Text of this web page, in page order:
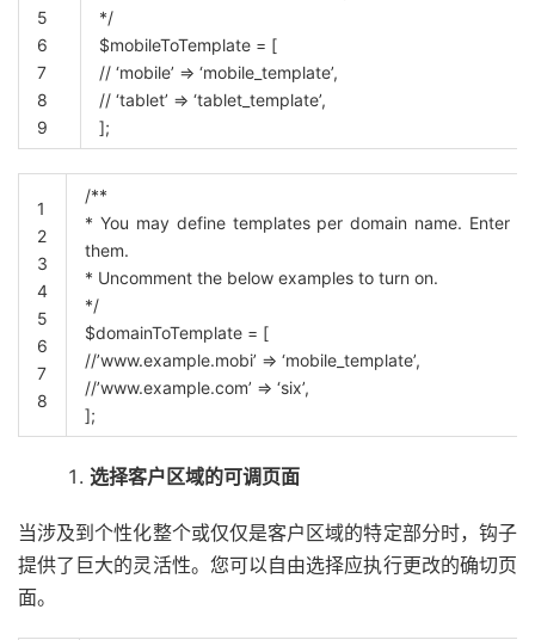
5
6
7
8
9
*/
$mobileToTemplate = [
// ‘mobile’ => ‘mobile_template’,
// ‘tablet’ => ‘tablet_template’,
];
1
2
3
4
5
6
7
8
/**
* You may define templates per domain name. Enter
them.
* Uncomment the below examples to turn on.
*/
$domainToTemplate = [
//’www.example.mobi’ => ‘mobile_template’,
//’www.example.com’ => ‘six’,
];
选择客户区域的可调页面
当涉及到个性化整个或仅仅是客户区域的特定部分时，钩子
提供了巨大的灵活性。您可以自由选择应执行更改的确切页
面。